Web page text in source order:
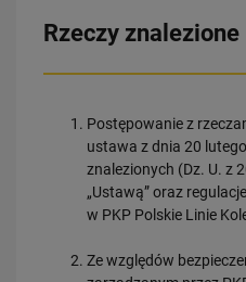
Rzeczy znalezione
Postępowanie z
ustawa z dnia 20
znalezionych (Dz. U. z
„Ustawą” oraz
w PKP Polskie Linie
Ze względów
Biblioteki
Bez barier
Rzeczy znalezione
Program Kolej Plus
Dworce
Plakaty stacyjne